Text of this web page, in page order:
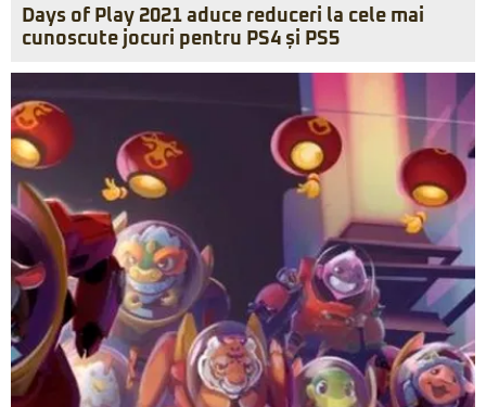
Days of Play 2021 aduce reduceri la cele mai
cunoscute jocuri pentru PS4 și PS5